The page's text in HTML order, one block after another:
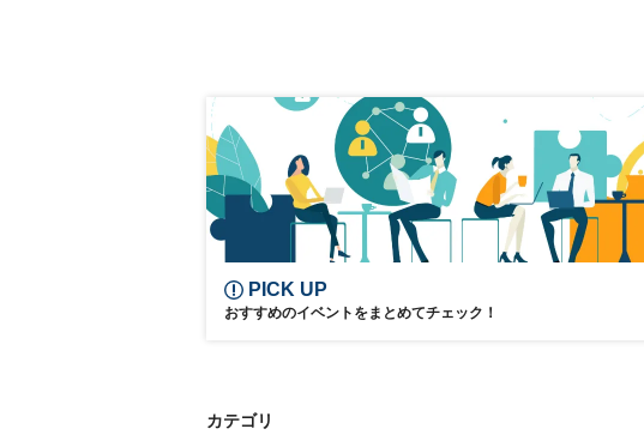
オープンイノベーション 平日夜開催
PICK UP
おすすめのイベントをまとめてチェック！
カテゴリ